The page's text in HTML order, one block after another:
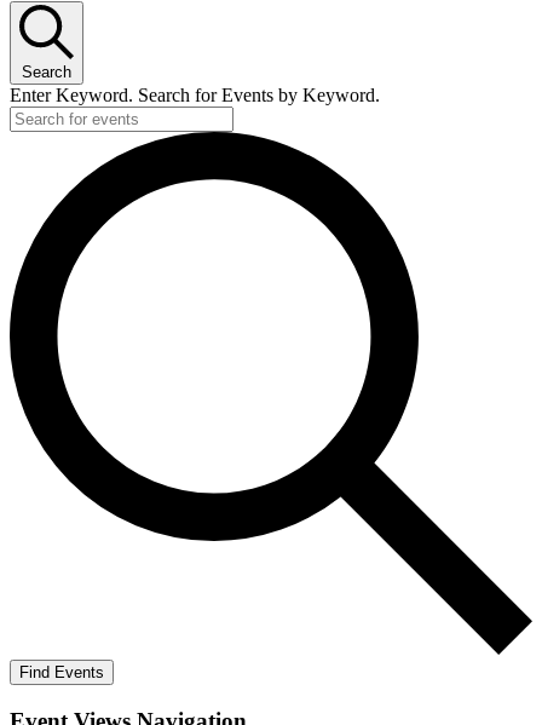
Search
Enter Keyword. Search for Events by Keyword.
Find Events